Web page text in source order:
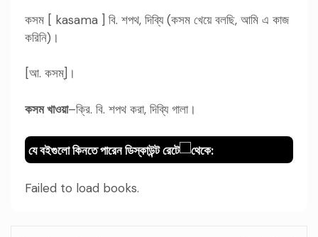
কসম [ kasama ] বি. শপথ, দিব্যি (কসম খেয়ে বলছি, আমি এ কাজ
করিনি)।
[আ. কসম্]।
কসম খাওয়া–ক্রি. বি. শপথ করা, দিব্যি গালা।
যে বইগুলো কিনতে পারেন ডিস্কাউন্ট রেটে থেকে:
Failed to load books.